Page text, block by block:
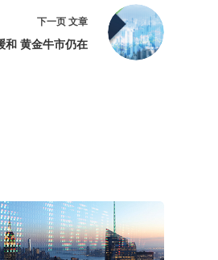
下一页 文章
和 黄金牛市仍在